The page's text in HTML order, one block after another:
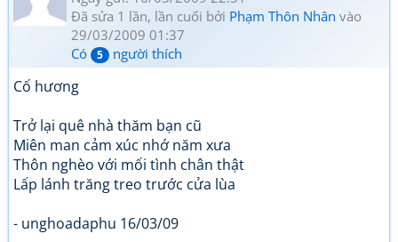
Đã sửa 1 lần, lần cuối bởi Phạm Thôn Nhân vào
29/03/2009 01:37
Có
5 người thích
Cố hương
Trở lại quê nhà thăm bạn cũ
Miên man cảm xúc nhớ năm xưa
Thôn nghèo với mối tình chân thật
Lấp lánh trăng treo trước cửa lùa
- unghoadaphu 16/03/09